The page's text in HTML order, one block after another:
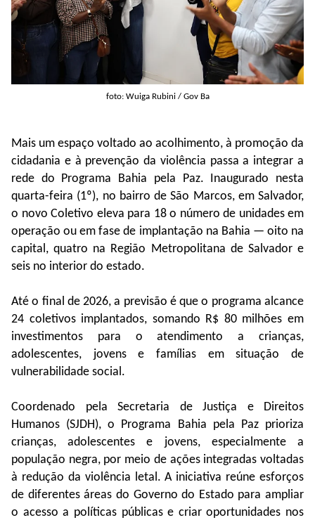
foto: Wuiga Rubini / Gov Ba
Mais um espaço voltado ao acolhimento, à promoção da
cidadania e à prevenção da violência passa a integrar a
rede do Programa Bahia pela Paz. Inaugurado nesta
quarta-feira (1º), no bairro de São Marcos, em Salvador,
o novo Coletivo eleva para 18 o número de unidades em
operação ou em fase de implantação na Bahia — oito na
capital, quatro na Região Metropolitana de Salvador e
seis no interior do estado.
Até o final de 2026, a previsão é que o programa alcance
24 coletivos implantados, somando R$ 80 milhões em
investimentos para o atendimento a crianças,
adolescentes, jovens e famílias em situação de
vulnerabilidade social.
Coordenado pela Secretaria de Justiça e Direitos
Humanos (SJDH), o Programa Bahia pela Paz prioriza
crianças, adolescentes e jovens, especialmente a
população negra, por meio de ações integradas voltadas
à redução da violência letal. A iniciativa reúne esforços
de diferentes áreas do Governo do Estado para ampliar
o acesso a políticas públicas e criar oportunidades nos